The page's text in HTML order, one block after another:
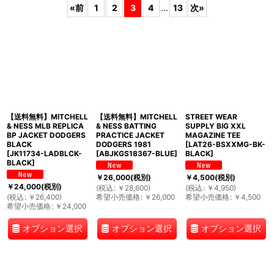
«前 1 2 3 4 ... 13 次»
【送料無料】MITCHELL
& NESS MLB REPLICA
BP JACKET DODGERS
BLACK
[JK11734-LADBLCK-
BLACK]
￥24,000(税別)
(税込 : ￥ 26,400)
希望小売価格: ￥ 24,000
オプション選択
【送料無料】MITCHELL
& NESS BATTING
PRACTICE JACKET
DODGERS 1981
[ABJKGS18367-BLUE]
￥26,000(税別)
(税込 : ￥ 28,600)
希望小売価格: ￥ 26,000
オプション選択
STREET WEAR
SUPPLY BIG XXL
MAGAZINE TEE
[LAT26-BSXXMG-BK-
BLACK]
￥4,500(税別)
(税込 : ￥ 4,950)
希望小売価格: ￥ 4,500
オプション選択